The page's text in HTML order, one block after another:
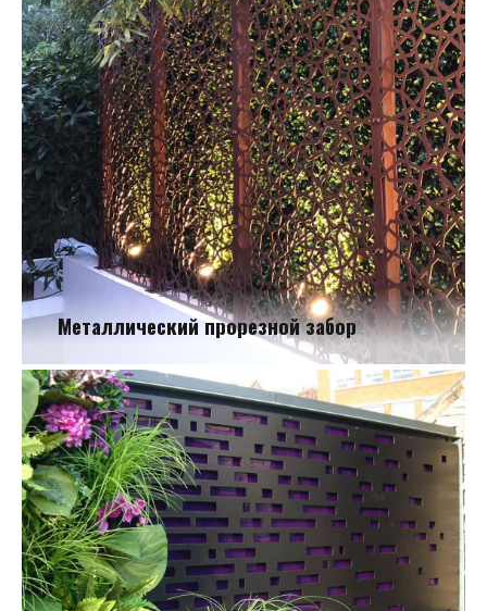
Металлический прорезной забор
Металлический прорезной забор